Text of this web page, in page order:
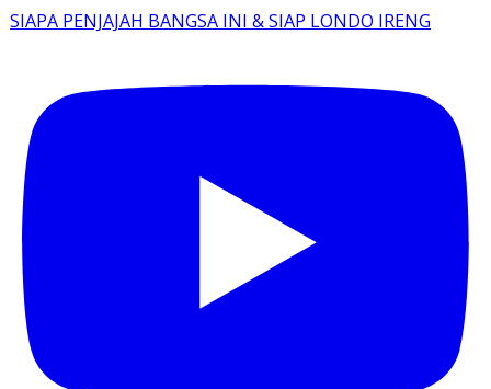
SIAPA PENJAJAH BANGSA INI & SIAP LONDO IRENG